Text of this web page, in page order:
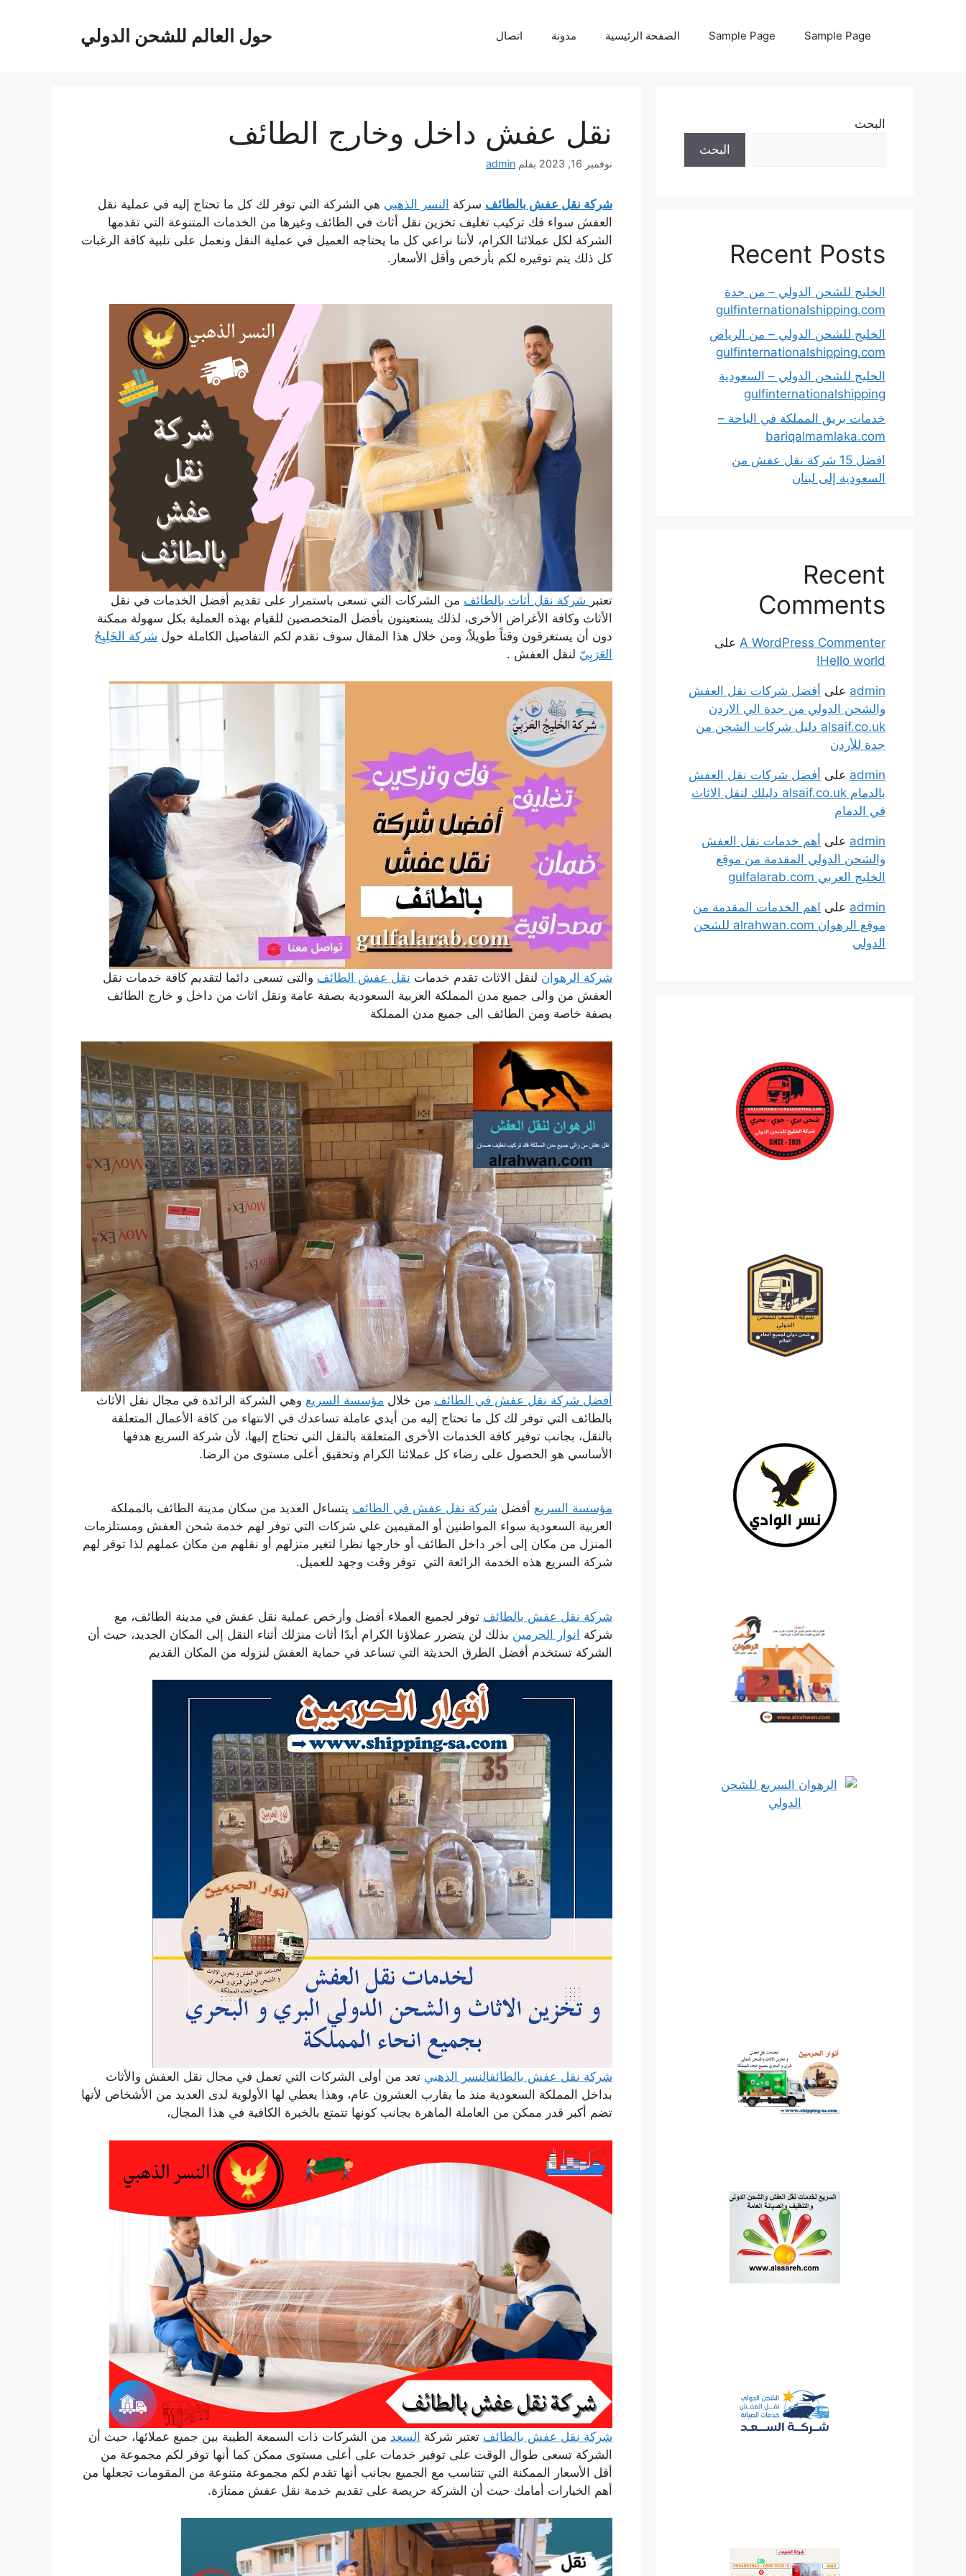
حول العالم للشحن الدولي Sample Page
Sample Page الصفحة الرئيسية مدونة اتصال
نقل عفش داخل وخارج الطائف
نوفمبر 16, 2023 بقلم admin
شركة نقل عفش بالطائف سركة النسر الذهبي هي الشركة التي توفر لك كل ما تحتاج إليه في عملية نقل
العفش سواء فك تركيب تغليف تخزين نقل أثاث في الطائف وغيرها من الخدمات المتنوعة التي تقدمها
الشركة لكل عملائنا الكرام، لأننا نراعي كل ما يحتاجه العميل في عملية النقل ونعمل على تلبية كافة الرغبات
كل ذلك يتم توفيره لكم بأرخص وأقل الأسعار.
تعتبر شركة نقل أثاث بالطائف من الشركات التي تسعى باستمرار على تقديم أفضل الخدمات في نقل
الأثاث وكافة الأغراض الأخرى، لذلك يستعينون بأفضل المتخصصين للقيام بهذه العملية بكل سهولة ممكنة
دون أن يستغرقون وقتاً طويلاً، ومن خلال هذا المقال سوف نقدم لكم التفاصيل الكاملة حول شركة الخَلِيِجُ
العَرَبِيّ لنقل العفش .
شركة الرهوان لنقل الاثاث تقدم خدمات نقل عفش الطائف والتى تسعى دائما لتقديم كافة خدمات نقل
العفش من والى جميع مدن المملكة العربية السعودية بصفة عامة ونقل اثاث من داخل و خارج الطائف
بصفة خاصة ومن الطائف الى جميع مدن المملكة
أفضل شركة نقل عفش في الطائف من خلال مؤسسة السريع وهي الشركة الرائدة في مجال نقل الأثاث
بالطائف التي توفر لك كل ما تحتاج إليه من أيدي عاملة تساعدك في الانتهاء من كافة الأعمال المتعلقة
بالنقل، بجانب توفير كافة الخدمات الأخرى المتعلقة بالنقل التي تحتاج إليها، لأن شركة السريع هدفها
الأساسي هو الحصول على رضاء كل عملائنا الكرام وتحقيق أعلى مستوى من الرضا.
مؤسسة السريع أفضل شركة نقل عفش في الطائف يتساءل العديد من سكان مدينة الطائف بالمملكة
العربية السعودية سواء المواطنين أو المقيمين علي شركات التي توفر لهم خدمة شحن العفش ومستلزمات
المنزل من مكان إلى أخر داخل الطائف أو خارجها نظرا لتغير منزلهم أو نقلهم من مكان عملهم لذا توفر لهم
شركة السريع هذه الخدمة الرائعة التي توفر وقت وجهد للعميل.
شركة نقل عفش بالطائف توفر لجميع العملاء أفضل وأرخص عملية نقل عفش في مدينة الطائف، مع
شركة انوار الحرمين بذلك لن يتضرر عملاؤنا الكرام أبدًا أثاث منزلك أثناء النقل إلى المكان الجديد، حيث أن
الشركة تستخدم أفضل الطرق الحديثة التي تساعد في حماية العفش لنزوله من المكان القديم
شركة نقل عفش بالطائفالنسر الذهبي تعد من أولى الشركات التي تعمل في مجال نقل العفش والأثاث
بداخل المملكة السعودية منذ ما يقارب العشرون عام، وهذا يعطي لها الأولوية لدى العديد من الأشخاص لأنها
تضم أكبر قدر ممكن من العاملة الماهرة بجانب كونها تتمتع بالخبرة الكافية في هذا المجال،
شركة نقل عفش بالطائف تعتبر شركة السعد من الشركات ذات السمعة الطيبة بين جميع عملائها، حيث أن
الشركة تسعى طوال الوقت على توفير خدمات على أعلى مستوى ممكن كما أنها توفر لكم مجموعة من
أقل الأسعار الممكنة التي تتناسب مع الجميع بجانب أنها تقدم لكم مجموعة متنوعة من المقومات تجعلها من
أهم الخيارات أمامك حيث أن الشركة حريصة على تقديم خدمة نقل عفش ممتازة.
البحث
البحث
Recent Posts
الخليج للشحن الدولي – من جدة
gulfinternationalshipping.com
الخليج للشحن الدولي – من الرياض
gulfinternationalshipping.com
الخليج للشحن الدولي – السعودية
gulfinternationalshipping
خدمات بريق المملكة في الباحة –
bariqalmamlaka.com
افضل 15 شركة نقل عفش من
السعودية إلى لبنان
Recent
Comments
A WordPress Commenter على
Hello world!
admin على أفضل شركات نقل العفش
والشحن الدولي من جدة الي الاردن
alsaif.co.uk دليل شركات الشحن من
جدة للأردن
admin على أفضل شركات نقل العفش
بالدمام alsaif.co.uk دليلك لنقل الاثاث
في الدمام
admin على أهم خدمات نقل العفش
والشحن الدولي المقدمة من موقع
الخليج العربي gulfalarab.com
admin على اهم الخدمات المقدمة من
موقع الرهوان alrahwan.com للشحن
الدولي